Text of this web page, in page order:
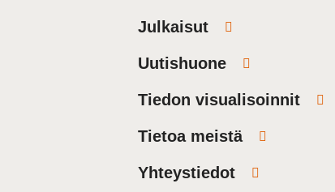
Julkaisut
Uutishuone
Tiedon visualisoinnit
Tietoa meistä
Yhteystiedot